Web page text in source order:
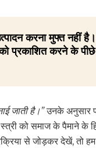
करना मुफ्त नहीं
को प्रकाशित करने के
जाती है।”उनके अनुसार
को समाज के पैमाने के
से जोड़कर देखें, तो हम